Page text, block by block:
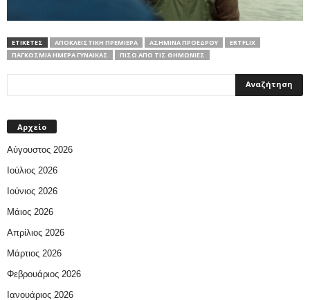
ΕΤΙΚΕΤΕΣ ΑΠΟΚΛΕΙΣΤΙΚΉ ΠΡΕΜΙΈΡΑ ΑΣΗΜΊΝΑ ΠΡΟΈΔΡΟΥ
ΕRTFLIX
ΠΑΓΚΌΣΜΙΑ ΗΜΈΡΑ ΓΥΝΑΊΚΑΣ
ΠΊΣΩ ΑΠΌ ΤΙΣ ΘΗΜΩΝΙΈΣ
Αρχείο
Αύγουστος 2026
Ιούλιος 2026
Ιούνιος 2026
Μάιος 2026
Απρίλιος 2026
Μάρτιος 2026
Φεβρουάριος 2026
Ιανουάριος 2026